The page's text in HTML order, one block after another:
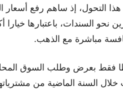
التحول، إذ ساهم رفع
السندات، باعتبارها خيارا
مباشرة مع الذهب.
فقط بعرض وطلب السوق
خلال السنة الماضية من